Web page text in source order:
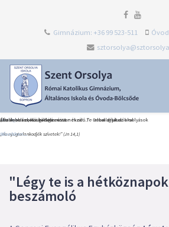
Gimnázium: +36 99 523-511
Heti Ige
„Ne nyugtalankodjék szívetek!” (Jn 14,1)
Észak-olaszországi dolce vita
Bővebben...
Általános iskolai ballagás és tanévzáró Te Deum díjátadókkal
Bővebben...
„Én iskolám, köszönöm most neked…” – elballagtak az orsolyások
Bővebben...
"Légy te is a
beszámoló